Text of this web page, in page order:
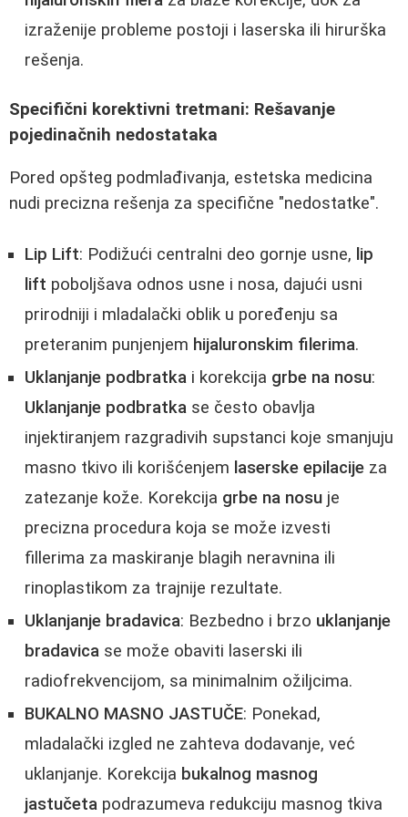
izraženije probleme postoji i laserska ili hirurška
rešenja.
Specifični korektivni tretmani: Rešavanje
pojedinačnih nedostataka
Pored opšteg podmlađivanja, estetska medicina
nudi precizna rešenja za specifične "nedostatke".
Lip Lift: Podižući centralni deo gornje usne, lip
lift poboljšava odnos usne i nosa, dajući usni
prirodniji i mladalački oblik u poređenju sa
preteranim punjenjem hijaluronskim filerima.
Uklanjanje podbratka i korekcija grbe na nosu:
Uklanjanje podbratka se često obavlja
injektiranjem razgradivih supstanci koje smanjuju
masno tkivo ili korišćenjem laserske epilacije za
zatezanje kože. Korekcija grbe na nosu je
precizna procedura koja se može izvesti
fillerima za maskiranje blagih neravnina ili
rinoplastikom za trajnije rezultate.
Uklanjanje bradavica: Bezbedno i brzo uklanjanje
bradavica se može obaviti laserski ili
radiofrekvencijom, sa minimalnim ožiljcima.
BUKALNO MASNO JASTUČE: Ponekad,
mladalački izgled ne zahteva dodavanje, već
uklanjanje. Korekcija bukalnog masnog
jastučeta podrazumeva redukciju masnog tkiva